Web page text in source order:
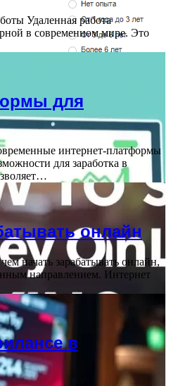
Удаленная работа
в современном мире. Это
для
интернет-платформы
для заработка в
онлайн
начать зарабатывать онлайн,
направлением. Интернет
в